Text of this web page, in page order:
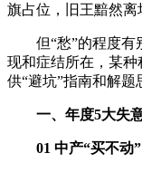
旗占位，旧王黯然离
但“愁”的程度有
现和症结所在，某种
供“避坑”指南和解题
一、年度5大失
01 中产“买不动